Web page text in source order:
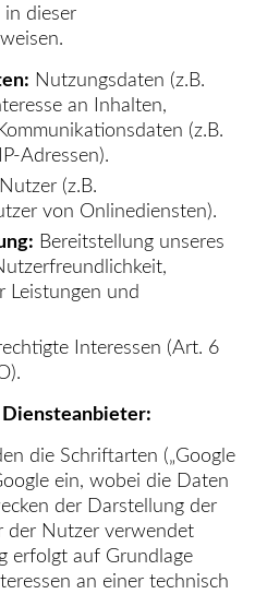
dieser
Nutzungsdaten (z.B.
an Inhalten,
(z.B.
Adressen).
Nutzer (z.B.
von Onlinediensten).
Bereitstellung unseres
Leistungen und
Interessen (Art. 6
die Schriftarten („Google
ein, wobei die Daten
der Darstellung der
der Nutzer verwendet
erfolgt auf Grundlage
an einer technisch